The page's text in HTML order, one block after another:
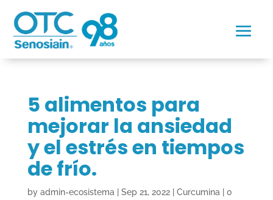
5 alimentos para
mejorar la ansiedad
y el estrés en tiempos
de frío.
by admin-ecosistema Sep 21, 2022| Curcumina
0